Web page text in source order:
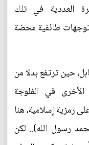
العددية في تلك
طائفية محضة
حين ترتفع بدلا من
في الفلوجة
رمزية إسلامية، هنا
رسول الله).. لكن